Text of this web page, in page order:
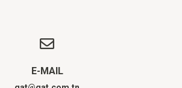
E-MAIL